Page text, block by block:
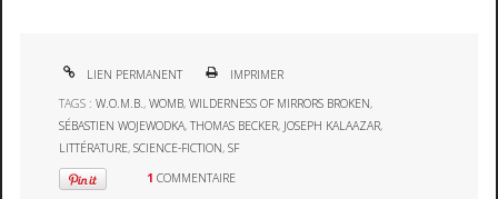
LIEN PERMANENT
IMPRIMER
TAGS :W.O.M.B.,WOMB,WILDERNESS OF MIRRORS BROKEN,
SÉBASTIEN WOJEWODKA,THOMAS BECKER, JOSEPH KALAAZAR,
LITTÉRATURE,SCIENCE-FICTION,SF
1 COMMENTAIRE